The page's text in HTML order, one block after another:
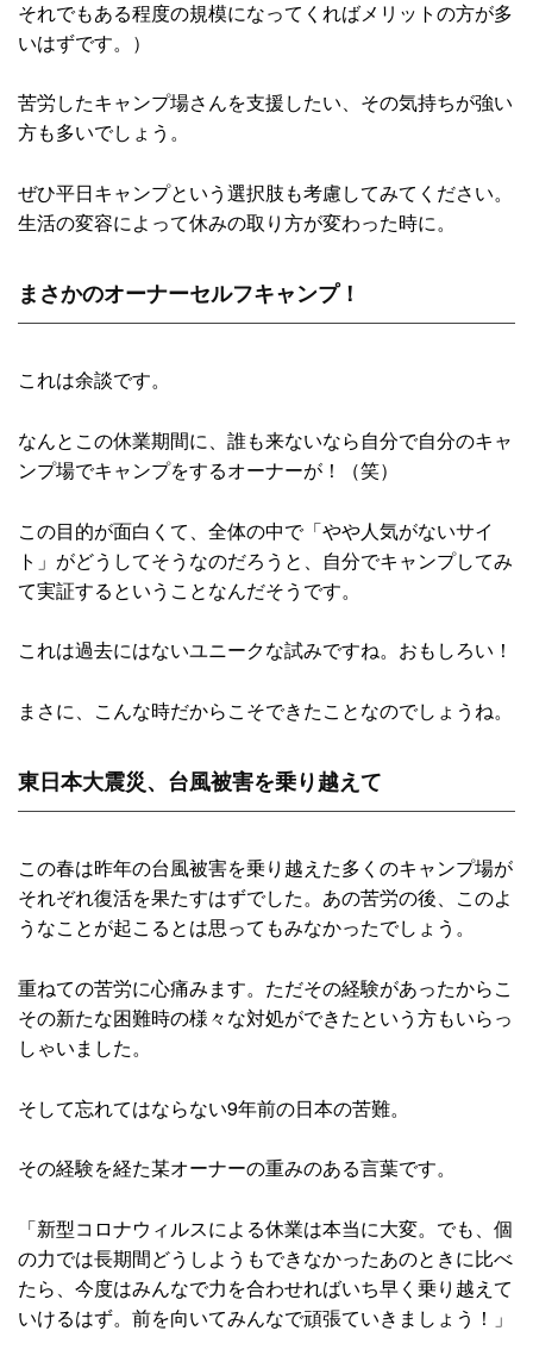
それでもある程度の規模になってくればメリットの方が多
いはずです。）
苦労したキャンプ場さんを支援したい、その気持ちが強い
方も多いでしょう。
ぜひ平日キャンプという選択肢も考慮してみてください。
生活の変容によって休みの取り方が変わった時に。
まさかのオーナーセルフキャンプ！
これは余談です。
なんとこの休業期間に、誰も来ないなら自分で自分のキャ
ンプ場でキャンプをするオーナーが！（笑）
この目的が面白くて、全体の中で「やや人気がないサイ
ト」がどうしてそうなのだろうと、自分でキャンプしてみ
て実証するということなんだそうです。
これは過去にはないユニークな試みですね。おもしろい！
まさに、こんな時だからこそできたことなのでしょうね。
東日本大震災、台風被害を乗り越えて
この春は昨年の台風被害を乗り越えた多くのキャンプ場が
それぞれ復活を果たすはずでした。あの苦労の後、このよ
うなことが起こるとは思ってもみなかったでしょう。
重ねての苦労に心痛みます。ただその経験があったからこ
その新たな困難時の様々な対処ができたという方もいらっ
しゃいました。
そして忘れてはならない9年前の日本の苦難。
その経験を経た某オーナーの重みのある言葉です。
「新型コロナウィルスによる休業は本当に大変。でも、個
の力では長期間どうしようもできなかったあのときに比べ
たら、今度はみんなで力を合わせればいち早く乗り越えて
いけるはず。前を向いてみんなで頑張ていきましょう！」